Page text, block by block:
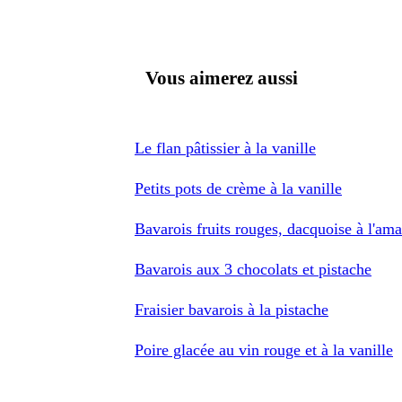
Vous aimerez aussi
Le flan pâtissier à la vanille
Petits pots de crème à la vanille
Bavarois fruits rouges, dacquoise à
Bavarois aux 3 chocolats et pistache
Fraisier bavarois à la pistache
Poire glacée au vin rouge et à la vanille